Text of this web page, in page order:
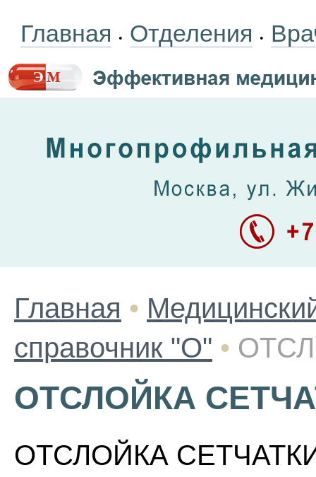
Главная • Отделения •
Главная •
справочник "О" •
ОТСЛОЙКА
ОТСЛОЙКА СЕТЧАТКИ -